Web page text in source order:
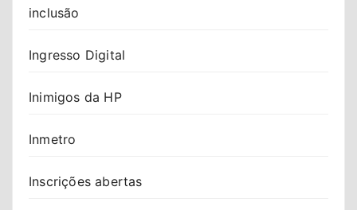
inclusão
Ingresso Digital
Inimigos da HP
Inmetro
Inscrições abertas